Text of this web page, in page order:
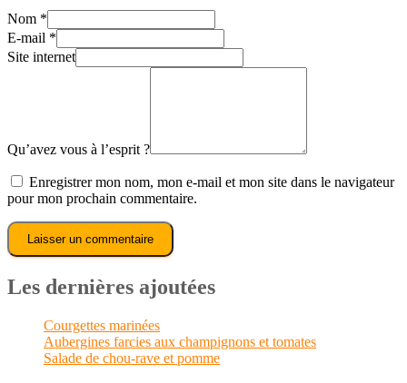
Nom *
E-mail *
Site internet
Qu’avez vous à l’esprit ?
Enregistrer mon nom, mon e-mail et mon site dans le navigateur
pour mon prochain commentaire.
Les dernières ajoutées
Courgettes marinées
Aubergines farcies aux champignons et tomates
Salade de chou-rave et pomme